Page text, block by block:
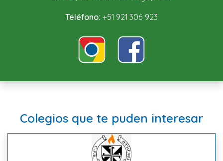
Teléfono: +51 921 306 923
Colegios que te puden interesar